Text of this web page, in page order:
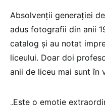
Absolvenții generației
adus fotografii din anii
catalog și au notat
liceului. Doar doi
anii de liceu mai sunt în
„Este o emoție